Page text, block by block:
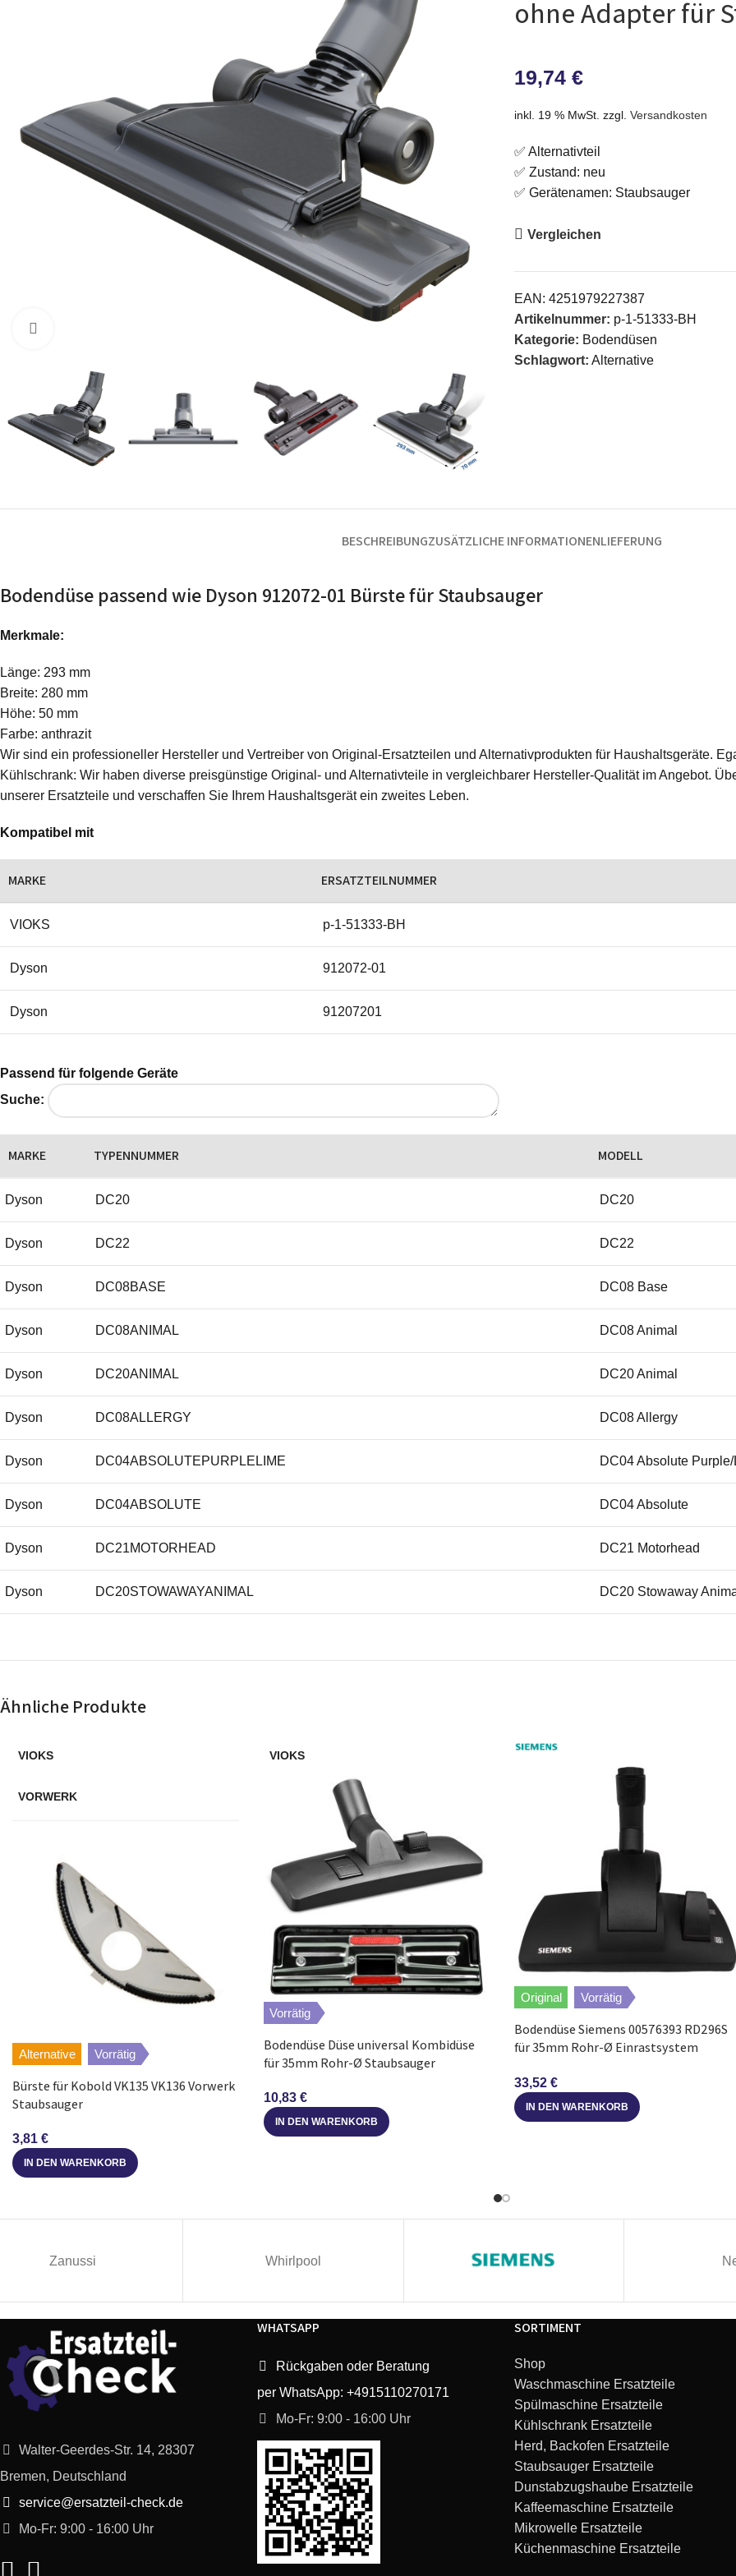
ohne Adapter für
19,74 €
inkl. 19 % MwSt. zzgl. Versandkosten
✅ Alternativteil
✅ Zustand: neu
✅ Gerätenamen: Staubsauger
Vergleichen
EAN: 4251979227387
Artikelnummer: p-1-51333-BH
Kategorie: Bodendüsen
Schlagwort: Alternative
BESCHREIBUNGZUSÄTZLICHE INFORMATIONENLIEFERUNG
Bodendüse passend wie Dyson 912072-01 Bürste für Staubsauger
Merkmale:
Länge: 293 mm
Breite: 280 mm
Höhe: 50 mm
Farbe: anthrazit
Wir sind ein professioneller Hersteller und Vertreiber von Original-Ersatzteilen und Alternativprodukten für Haushaltsgeräte.
Kühlschrank: Wir haben diverse preisgünstige Original- und Alternativteile in vergleichbarer Hersteller-Qualität im Angebot.
unserer Ersatzteile und verschaffen Sie Ihrem Haushaltsgerät ein zweites Leben.
Kompatibel mit
MARKE ERSATZTEILNUMMER
VIOKS p-1-51333-BH
Dyson 912072-01
Dyson 91207201
Passend für folgende Geräte
Suche:
MARKE TYPENNUMMER MODELL
Dyson DC20 DC20
Dyson DC22 DC22
Dyson DC08BASE DC08 Base
Dyson DC08ANIMAL DC08 Animal
Dyson DC20ANIMAL DC20 Animal
Dyson DC08ALLERGY DC08 Allergy
Dyson DC04ABSOLUTEPURPLELIME DC04 Absolute
Dyson DC04ABSOLUTE DC04 Absolute
Dyson DC21MOTORHEAD DC21 Motorhead
Dyson DC20STOWAWAYANIMAL DC20 Stowaway
DC19
DC08 TW Complete
DC08 TW Carpet Pro +
DC08TWANIMAL DC08 TW Animal
DC08TWALLERGY DC08 TW Allergy
DC08TOOLKIT DC08 Tool Kit
DC08 Origin
DC08 Carpetpro
Dyson DC08ALLERGYBLUETURQUOISE
DC04SILVERLIME
Dyson DC05SILVERYELLOW
DC04 Limited Edition
DC05 Plus Turbobrush
Dyson DC04INDEPENDENTSILVERBLUE DC04 Independent
DC05 Motorhead
Ähnliche Produkte
VIOKS
VORWERK
Alternative Vorrätig
Bürste für Kobold VK135 VK136 Vorwerk
Staubsauger
3,81 €
IN DEN WARENKORB
VIOKS
Vorrätig
Bodendüse Düse universal Kombidüse
für 35mm Rohr-Ø Staubsauger
10,83 €
IN DEN WARENKORB
Original Vorrätig
Bodendüse Siemens 00576393 RD296S
für 35mm Rohr-Ø Einrastsystem
33,52 €
IN DEN WARENKORB
Zanussi Whirlpool
Walter-Geerdes-Str. 14, 28307
Bremen, Deutschland
service@ersatzteil-check.de
Mo-Fr: 9:00 - 16:00 Uhr
WHATSAPP
Rückgaben oder Beratung
per WhatsApp: +4915110270171
Mo-Fr: 9:00 - 16:00 Uhr
SORTIMENT
Shop
Waschmaschine Ersatzteile
Spülmaschine Ersatzteile
Kühlschrank Ersatzteile
Herd, Backofen Ersatzteile
Staubsauger Ersatzteile
Dunstabzugshaube Ersatzteile
Kaffeemaschine Ersatzteile
Mikrowelle Ersatzteile
Küchenmaschine Ersatzteile